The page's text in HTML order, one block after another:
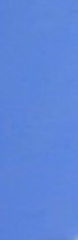
這個節氣裡
是八月八日的
因為父親節
的關係，父親
沒有母親節來
父親為家庭付